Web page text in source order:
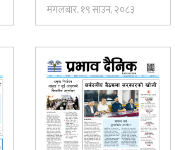
मंगलबार, १९ साउन, २०८३